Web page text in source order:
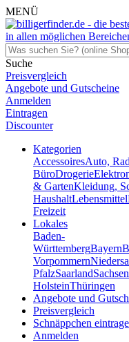
MENÜ
Suche
Preisvergleich
Angebote und Gutscheine
Anmelden
Eintragen
Discounter
Kategorien
AccessoiresAuto,
BüroDrogerie
& GartenKleidung,
HaushaltLebensmittel
Freizeit
Lokales
Baden-
WürttembergBayern
Vorpommern
PfalzSaarlandSachsen
HolsteinThüringen
Angebote und
Preisvergleich
Schnäppchen
Anmelden